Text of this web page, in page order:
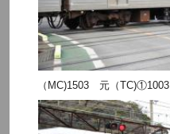
（MC)1503 元（TC)①1003